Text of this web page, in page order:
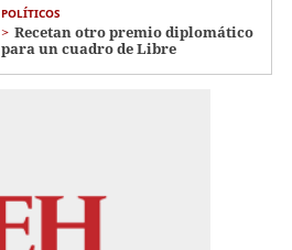
POLÍTICOS
Recetan otro premio diplomático
para un cuadro de Libre